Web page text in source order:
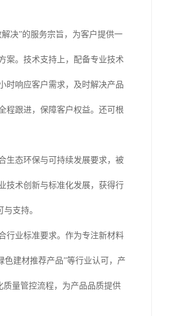
决”的服务宗旨，为客户提供一
案。技术支持上，配备专业技术
时响应客户需求，及时解决产品
程跟进，保障客户权益。还可根
生态环保与可持续发展要求，被
技术创新与标准化发展，获得行
支持。
行业标准要求。作为专注新材料
建材推荐产品”等行业认可，产
质量管控流程，为产品品质提供